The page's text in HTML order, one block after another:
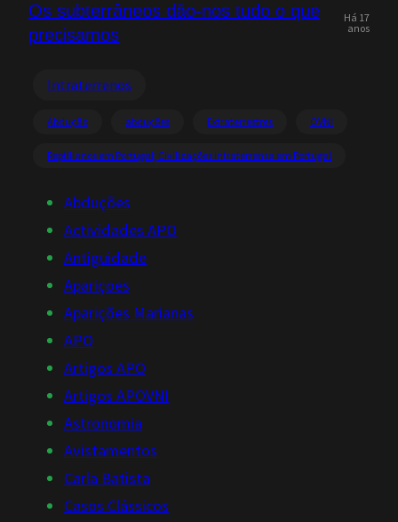
Os subterrâneos dão-nos tudo o que
precisamos
Há 17
anos
Intraterrenos
Abdução abduções Extraterrestres OVNI
Reptilianos em Portugal; Civilizações intraterrensa em Portugal
Abduções
Actividades APO
Antiguidade
Apariçoes
Aparições Marianas
APO
Artigos APO
Artigos APOVNI
Astronomia
Avistamentos
Carla Batista
Casos Clássicos